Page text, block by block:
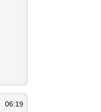
06:19